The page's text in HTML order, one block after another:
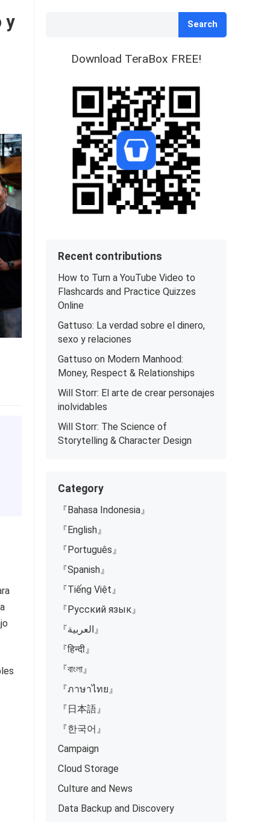
y
Search
Download TeraBox FREE!
Recent contributions
How to Turn a YouTube Video to
Flashcards and Practice Quizzes
Online
Gattuso: La verdad sobre el dinero,
sexo y relaciones
Gattuso on Modern Manhood:
Money, Respect & Relationships
Will Storr: El arte de crear personajes
inolvidables
Will Storr: The Science of
Storytelling & Character Design
Category
『Bahasa Indonesia』
『English』
『Português』
『Spanish』
『Tiếng Việt』
『Русский язык』
『العربية』
『हिन्दी』
『বাংলা』
『ภาษาไทย』
『日本語』
『한국어』
Campaign
Cloud Storage
Culture and News
Data Backup and Discovery